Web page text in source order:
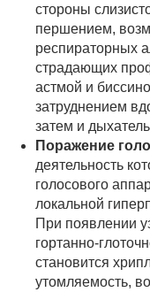
стороны
першением,
респираторных
страдающих
астмой и
затруднением
затем и
Поражение
деятельность
голосового
локальной
При появлении
гортанно-
становится
утомляемость,